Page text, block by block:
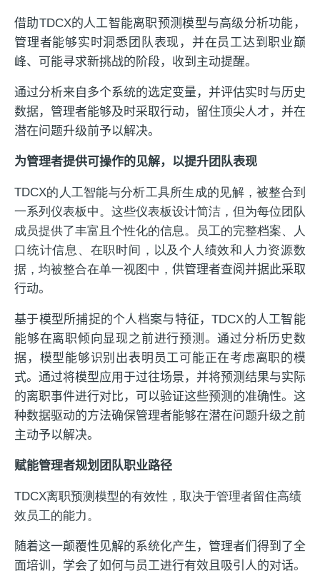
借助TDCX的人工智能离职预测模型与高级分析功能，
管理者能够实时洞悉团队表现，并在员工达到职业巅
峰、可能寻求新挑战的阶段，收到主动提醒。
通过分析来自多个系统的选定变量，并评估实时与历史
数据，管理者能够及时采取行动，留住顶尖人才，并在
潜在问题升级前予以解决。
为管理者提供可操作的见解，以提升团队表现
TDCX的人工智能与分析工具所生成的见解，被整合到
一系列仪表板中。这些仪表板设计简洁，但为每位团队
成员提供了丰富且个性化的信息。员工的完整档案、人
口统计信息、在职时间，以及个人绩效和人力资源数
据，均被整合在单一视图中， 供管理者查阅并据此采取
行动。
基于模型所捕捉的个人档案与特征，TDCX的人工智能
能够在离职倾向显现之前进行预测。通过分析历史数
据，模型能够识别出表明员工可能正在考虑离职的模
式。通过将模型应用于过往场景，并将预测结果与实际
的离职事件进行对比，可以验证这些预测的准确性。这
种数据驱动的方法确保管理者能够在潜在问题升级之前
主动予以解决。
赋能管理者规划团队职业路径
TDCX离职预测模型的有效性，取决于管理者留住高绩
效员工的能力。
随着这一颠覆性见解的系统化产生，管理者们得到了全
面培训，学会了如何与员工进行有效且吸引人的对话。